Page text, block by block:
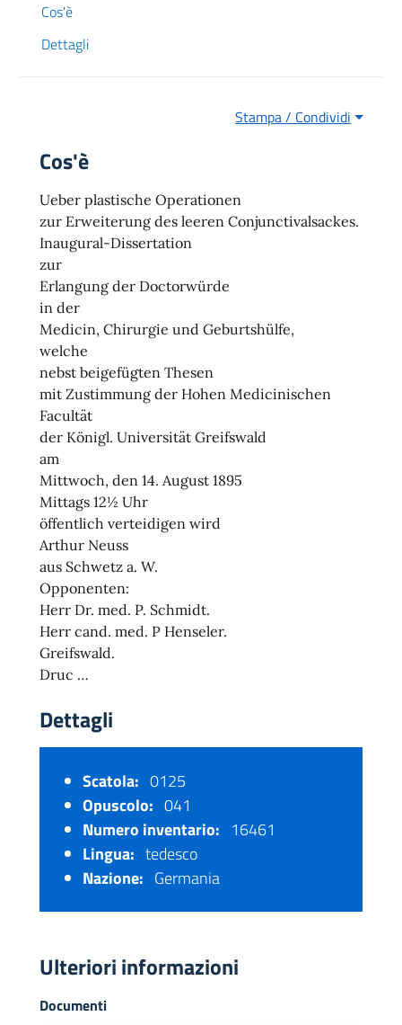
Cos'è
Dettagli
Stampa / Condividi
Cos'è
Ueber plastische Operationen
zur Erweiterung des leeren Conjunctivalsackes.
Inaugural-Dissertation
zur
Erlangung der Doctorwürde
in der
Medicin, Chirurgie und Geburtshülfe,
welche
nebst beigefügten Thesen
mit Zustimmung der Hohen Medicinischen
Facultät
der Königl. Universität Greifswald
am
Mittwoch, den 14. August 1895
Mittags 12½ Uhr
öffentlich verteidigen wird
Arthur Neuss
aus Schwetz a. W.
Opponenten:
Herr Dr. med. P. Schmidt.
Herr cand. med. P Henseler.
Greifswald.
Druc …
Dettagli
Scatola: 0125
Opuscolo: 041
Numero inventario: 16461
Lingua: tedesco
Nazione: Germania
Ulteriori informazioni
Documenti